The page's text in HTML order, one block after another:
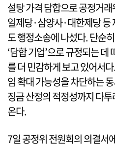
설탕 가격 담합으로 공정거
일제당·삼양사·대한제당 등
도 행정소송에 나섰다. 단순
‘담합 기업’으로 규정되는
를 더 민감하게 보고 있어서
임 확대 가능성을 차단하는
징금 산정의 적정성까지 다
온다.
7일 공정위 전원회의 의결서